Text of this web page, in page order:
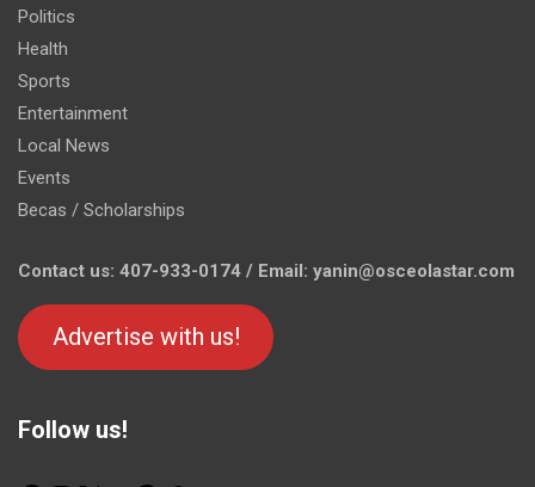
Politics
Health
Sports
Entertainment
Local News
Events
Becas / Scholarships
Contact us: 407-933-0174 / Email: yanin@osceolastar.com
Advertise with us!
Follow us!